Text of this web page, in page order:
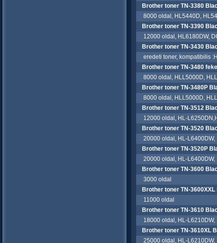
Brother toner TN-3380
8000 oldal, HL5440D,
Brother toner TN-3390
12000 oldal, HL6180DW,
Brother toner TN-3430
eredeti toner, kompatibilis
Brother toner TN-3480
8000 oldal, HLL5000D,
Brother toner TN-3480P
8000 oldal, HLL5000D,
Brother toner TN-3512
12000 oldal, HL-
Brother toner TN-3520
20000 oldal, HL-L6400DW,
Brother toner TN-3520P
20000 oldal, HL-L6400DW,
Brother toner TN-3600
3000 oldal
Brother toner TN-3600XXL
11000 oldal
Brother toner TN-3610
18000 oldal, HL-L6210DW,
Brother toner TN-3610XL
25000 oldal, HL-L6210DW,